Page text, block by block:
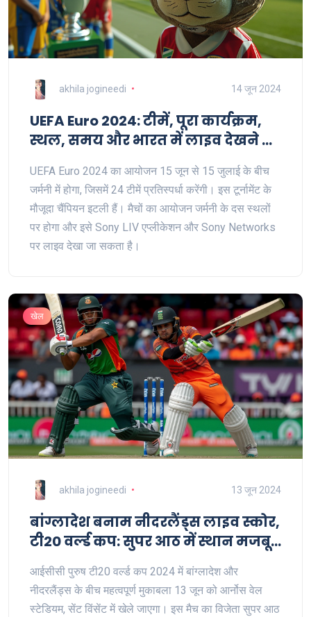
akhila jogineedi 14 जून 2024
UEFA Euro 2024: टीमें, पूरा कार्यक्रम,
स्थल, समय और भारत में लाइव देखने के
UEFA Euro 2024 का आयोजन 15 जून से 15 जुलाई के बीच
जर्मनी में होगा, जिसमें 24 टीमें प्रतिस्पर्धा करेंगी। इस टूर्नामेंट के
मौजूदा चैंपियन इटली हैं। मैचों का आयोजन जर्मनी के दस स्थलों
पर होगा और इसे Sony LIV एप्लीकेशन और Sony Networks
पर लाइव देखा जा सकता है।
खेल
akhila jogineedi 13 जून 2024
बांग्लादेश बनाम नीदरलैंड्स लाइव स्कोर,
टी20 वर्ल्ड कप: सुपर आठ में स्थान मजबूत
करने की ओर दोनों टीमें
आईसीसी पुरुष टी20 वर्ल्ड कप 2024 में बांग्लादेश और
नीदरलैंड्स के बीच महत्वपूर्ण मुकाबला 13 जून को आर्नोस वेल
स्टेडियम, सेंट विंसेंट में खेले जाएगा। इस मैच का विजेता सुपर आठ